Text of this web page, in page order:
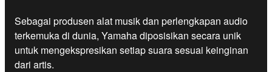
Sebagai produsen alat musik dan perlengkapan audio
terkemuka di dunia, Yamaha diposisikan secara unik
untuk mengekspresikan setiap suara sesuai keinginan
dari artis.